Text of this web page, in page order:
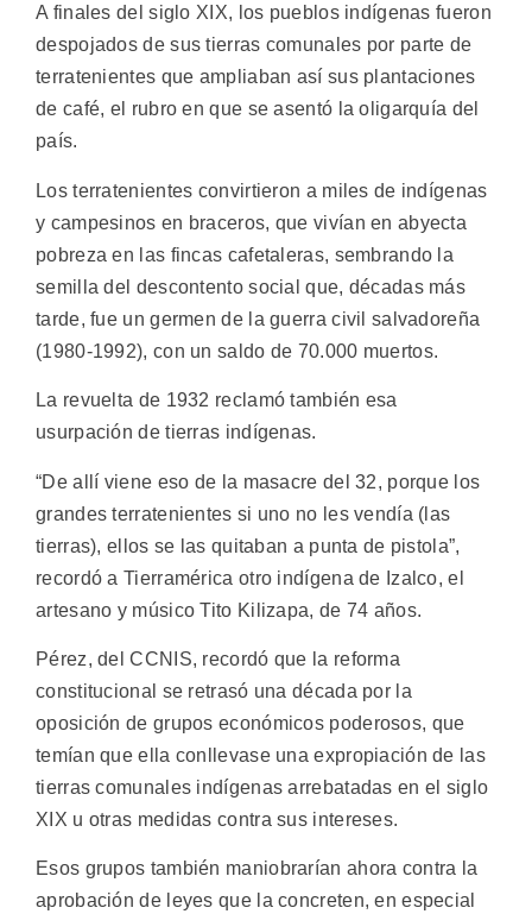
A finales del siglo XIX, los pueblos indígenas fueron
despojados de sus tierras comunales por parte de
terratenientes que ampliaban así sus plantaciones
de café, el rubro en que se asentó la oligarquía del
país.
Los terratenientes convirtieron a miles de indígenas
y campesinos en braceros, que vivían en abyecta
pobreza en las fincas cafetaleras, sembrando la
semilla del descontento social que, décadas más
tarde, fue un germen de la guerra civil salvadoreña
(1980-1992), con un saldo de 70.000 muertos.
La revuelta de 1932 reclamó también esa
usurpación de tierras indígenas.
“De allí viene eso de la masacre del 32, porque los
grandes terratenientes si uno no les vendía (las
tierras), ellos se las quitaban a punta de pistola”,
recordó a Tierramérica otro indígena de Izalco, el
artesano y músico Tito Kilizapa, de 74 años.
Pérez, del CCNIS, recordó que la reforma
constitucional se retrasó una década por la
oposición de grupos económicos poderosos, que
temían que ella conllevase una expropiación de las
tierras comunales indígenas arrebatadas en el siglo
XIX u otras medidas contra sus intereses.
Esos grupos también maniobrarían ahora contra la
aprobación de leyes que la concreten, en especial